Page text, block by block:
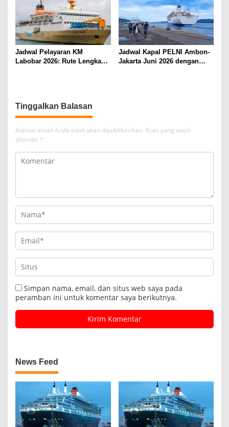
Jadwal Pelayaran KM
Labobar 2026: Rute Lengkap
Jadwal Kapal PELNI Ambon-
Jakarta Juni 2026 dengan
Tinggalkan Balasan
Alamat email Anda tidak akan dipublikasikan. Ruas yang wajib
ditandai *
Simpan nama, email, dan situs web saya pada
peramban ini untuk komentar saya berikutnya.
News Feed